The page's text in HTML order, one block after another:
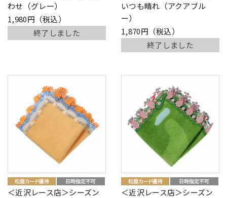
わせ（グレー）
1,980円（税込）
終了しました
いつも晴れ（アクアブル
ー）
1,870円（税込）
終了しました
＜近沢レース店＞シーズン
＜近沢レース店＞シーズン